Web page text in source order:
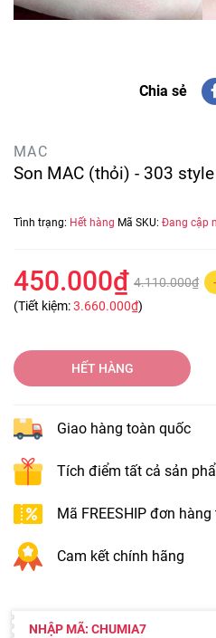
Chia sẻ
MAC
Son MAC (thỏi) - 303
Tình trạng: Hết hàng Mã SKU: Đang cập
450.000₫ 4.110.000₫
(Tiết kiệm:3.660.000₫)
HẾT HÀNG
Giao hàng toàn quốc
Tích điểm tất cả sản
Mã FREESHIP đơn
Cam kết chính hãng
NHẬP MÃ: CHUMIA7